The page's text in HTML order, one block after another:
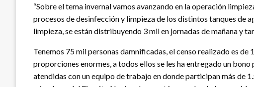
“Sobre el tema invernal vamos avanzando en la operación
procesos de desinfección y limpieza de los distintos tanques de
limpieza, se están distribuyendo 3 mil en jornadas de mañana y
Tenemos 75 mil personas damnificadas, el censo realizado es
proporciones enormes, a todos ellos se les ha entregado un
atendidas con un equipo de trabajo en donde participan más de